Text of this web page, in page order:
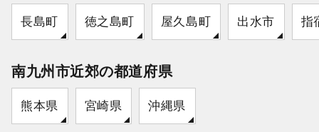
長島町 徳之島町 屋久島町 出水市 指
南九州市近郊の都道府県
熊本県 宮崎県 沖縄県